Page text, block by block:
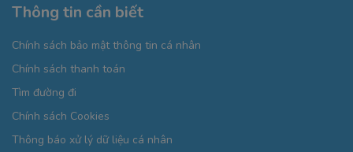
Thông tin cần biết
Chính sách bảo mật thông tin cá nhân
Chính sách thanh toán
Tìm đường đi
Chính sách Cookies
Thông báo xử lý dữ liệu cá nhân